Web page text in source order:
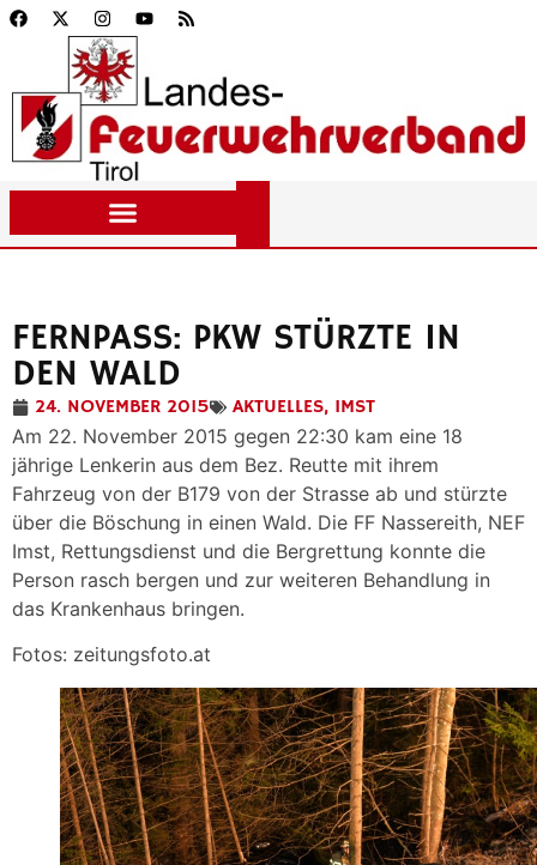
FERNPASS: PKW STÜRZTE IN
DEN WALD
24. NOVEMBER 2015 AKTUELLES, IMST
Am 22. November 2015 gegen 22:30 kam eine 18
jährige Lenkerin aus dem Bez. Reutte mit ihrem
Fahrzeug von der B179 von der Strasse ab und stürzte
über die Böschung in einen Wald. Die FF Nassereith, NEF
Imst, Rettungsdienst und die Bergrettung konnte die
Person rasch bergen und zur weiteren Behandlung in
das Krankenhaus bringen.
Fotos: zeitungsfoto.at